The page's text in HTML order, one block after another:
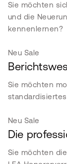
Sie möchten
und die
kennenlernen?
Neu Sale
Sie möchten
Neu Sale
Die
Sie möchten